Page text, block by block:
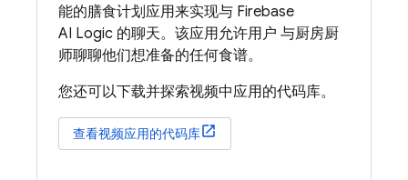
能的膳食计划应用来实现与 Firebase
AI Logic 的聊天。该应用允许用户 与厨房厨
师聊聊他们想准备的任何食谱。
您还可以下载并探索视频中应用的代码库。
查看视频应用的代码库